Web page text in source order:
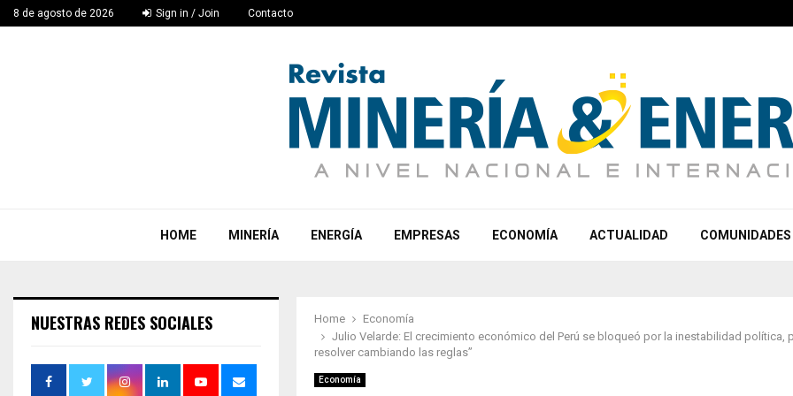
8 de agosto de 2026 Sign in / Join Contacto
HOME MINERÍA ENERGÍA EMPRESAS ECONOMÍA ACTUALIDAD COMUNIDADES
Home
Economía
Julio Velarde: El crecimiento económico del Perú se bloqueó por la inestabilidad política,
resolver cambiando las reglas”
Economía
NUESTRAS REDES SOCIALES